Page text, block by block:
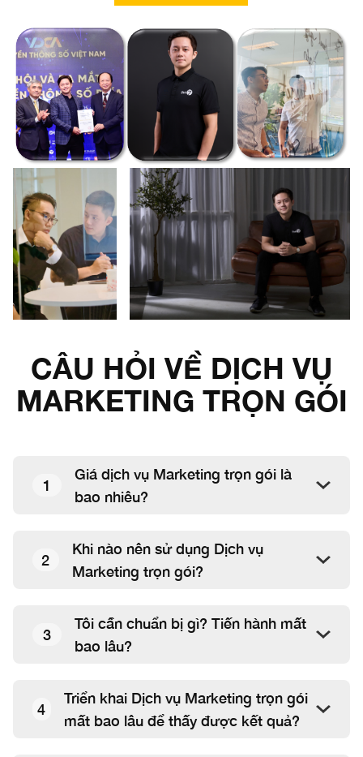
CÂU HỎI VỀ DỊCH VỤ
MARKETING TRỌN GÓI
1
Giá dịch vụ Marketing trọn gói là
bao nhiêu?
2
Khi nào nên sử dụng Dịch vụ
Marketing trọn gói?
3
Tôi cần chuẩn bị gì? Tiến hành mất
bao lâu?
4
Triển khai Dịch vụ Marketing trọn gói
mất bao lâu để thấy được kết quả?